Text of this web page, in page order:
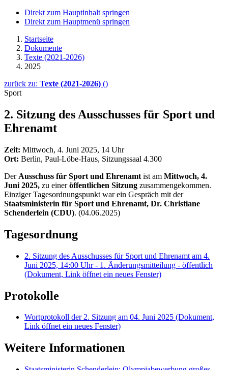
Direkt zum Hauptinhalt springen
Direkt zum Hauptmenü springen
Startseite
Dokumente
Texte (2021-2026)
2025
zurück zu: Texte (2021-2026) ()
Sport
2. Sitzung des Ausschusses für Sport und
Ehrenamt
Zeit: Mittwoch, 4. Juni 2025, 14 Uhr
Ort: Berlin, Paul-Löbe-Haus, Sitzungssaal 4.300
Der Ausschuss für Sport und Ehrenamt ist am Mittwoch, 4.
Juni 2025, zu eineröffentlichen Sitzung zusammengekommen.
Einziger Tagesordnungspunkt war ein Gespräch mit der
Staatsministerin für Sport und Ehrenamt, Dr. Christiane
Schenderlein (CDU). (04.06.2025)
Tagesordnung
2. Sitzung des Ausschusses für Sport und Ehrenamt am 4.
Juni 2025, 14:00 Uhr - 1. Änderungsmitteilung - öffentlich
(Dokument, Link öffnet ein neues Fenster)
Protokolle
Wortprotokoll der 2. Sitzung am 04. Juni 2025 (Dokument,
Link öffnet ein neues Fenster)
Weitere Informationen